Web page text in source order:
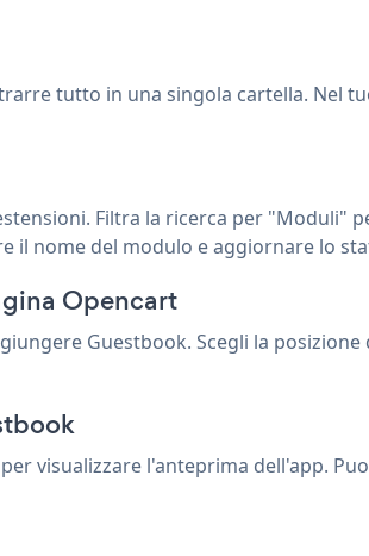
tutto in una singola cartella. Nel
Filtra la ricerca per
il nome del modulo e aggiornare lo
Opencart
Guestbook. Scegli la
visualizzare l'anteprima dell'app.